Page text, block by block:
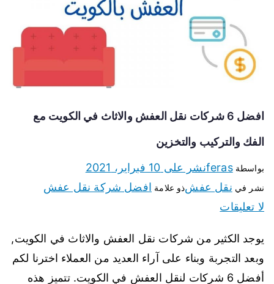
افضل 6 شركات نقل العفش والاثاث في الكويت مع
الفك والتركيب والتخزين
بواسطةferasنشر على 10 فبراير، 2021
نشر في نقل عفشذو علامة افضل شركة نقل عفش
لا تعليقات
يوجد الكثير من شركات نقل العفش والاثاث في الكويت,
وبعد التجربة وبناء على آراء العديد من العملاء اخترنا لكم
أفضل 6 شركات لنقل العفش في الكويت. تتميز هذه